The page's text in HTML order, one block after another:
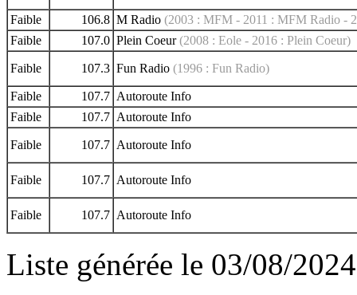
Faible 106.8 M Radio (2003 : MFM - 2011 : MFM Radio -
Faible
107.0 Plein Coeur(2008 : Eole - 2016 : Plein Coeur)
Faible 107.3 Fun Radio (1996 : Fun Radio)
Faible 107.7 Autoroute Info
Faible
107.7 Autoroute Info
Faible 107.7 Autoroute Info
Faible 107.7 Autoroute Info
Faible 107.7 Autoroute Info
Liste générée le 03/08/